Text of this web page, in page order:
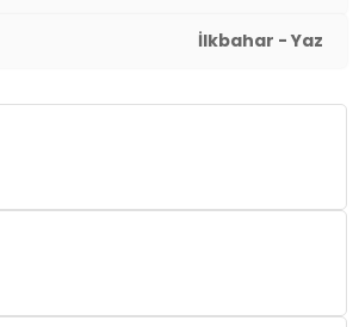
İlkbahar - Yaz